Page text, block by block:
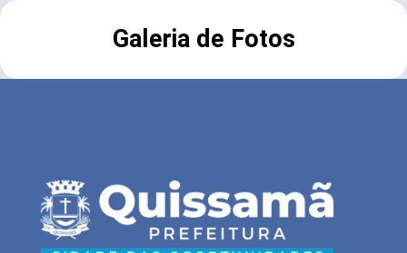
Galeria de Fotos